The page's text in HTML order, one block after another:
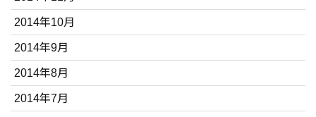
2014年10月
2014年9月
2014年8月
2014年7月